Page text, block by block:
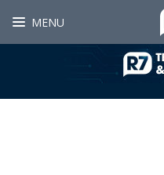
MENU